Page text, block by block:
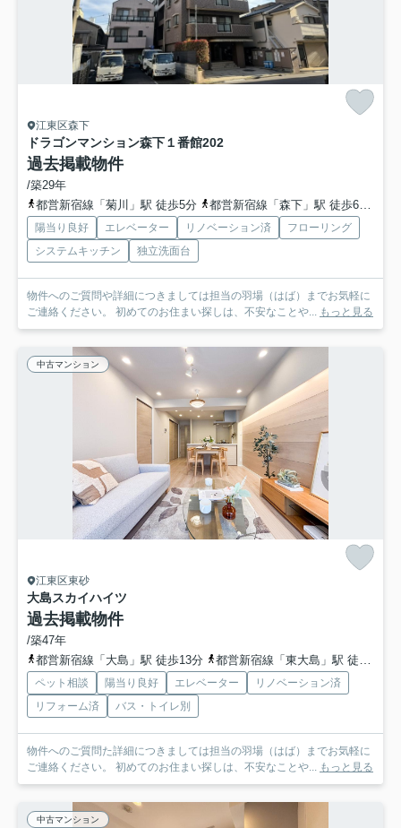
江東区森下
ドラゴンマンション森下１番館202
過去掲載物件
/築29年
都営新宿線「菊川」駅 徒歩5分
都営新宿線「森下」駅 徒歩6分
陽当り良好 エレベーター リノベーション済
フローリング
システムキッチン
独立洗面台
物件へのご質問や詳細につきましては担当の羽場（はば）までお気軽に
ご連絡ください。 初めてのお住まい探しは、不安なことや... もっと見る
中古マンション
江東区東砂
大島スカイハイツ
過去掲載物件
/築47年
都営新宿線「大島」駅 徒歩13分
都営新宿線「東大島」駅 徒歩16分
ペット相談 陽当り良好 エレベーター
リノベーション済
リフォーム済
バス・トイレ別
物件へのご質問た詳細につきましては担当の羽場（はば）までお気軽に
ご連絡ください。 初めてのお住まい探しは、不安なことや... もっと見る
中古マンション